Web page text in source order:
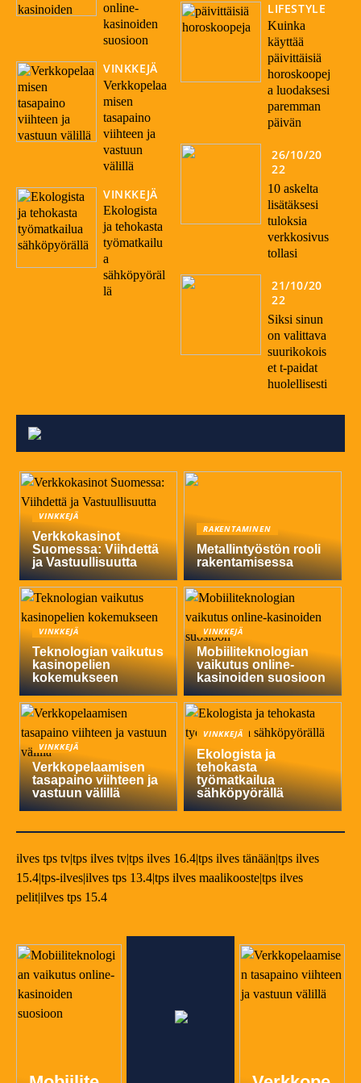
online-
kasinoiden
suosioon
VINKKEJÄ
Verkkopelaa
misen
tasapaino
viihteen ja
vastuun
välillä
VINKKEJÄ
Ekologista
ja tehokasta
työmatkailu
a
sähköpyöräl
lä
LIFESTYLE
Kuinka
käyttää
päivittäisiä
horoskoopej
a luodaksesi
paremman
päivän
26/10/20
22
10 askelta
lisätäksesi
tuloksia
verkkosivus
tollasi
21/10/20
22
Siksi sinun
on valittava
suurikokois
et t-paidat
huolellisesti
VINKKEJÄ
Verkkokasinot
Suomessa: Viihdettä
ja Vastuullisuutta
RAKENTAMINEN
Metallintyöstön rooli
rakentamisessa
VINKKEJÄ
Teknologian vaikutus
kasinopelien
kokemukseen
VINKKEJÄ
Mobiiliteknologian
vaikutus online-
kasinoiden suosioon
VINKKEJÄ
Verkkopelaamisen
tasapaino viihteen ja
vastuun välillä
VINKKEJÄ
Ekologista ja
tehokasta
työmatkailua
sähköpyörällä
ilves tps tv|tps ilves tv|tps ilves 16.4|tps ilves tänään|tps ilves
15.4|tps-ilves|ilves tps 13.4|tps ilves maalikooste|tps ilves
pelit|ilves tps 15.4